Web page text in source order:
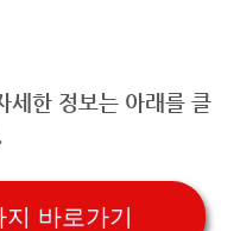
세한 정보는 아래를 클
바로가기